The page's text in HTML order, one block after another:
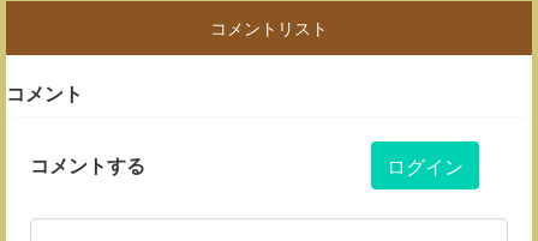
コメントリスト
コメント
コメントする ログイン